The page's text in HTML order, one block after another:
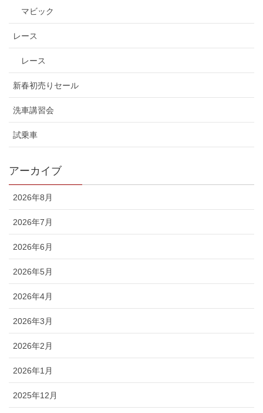
マビック
レース
レース
新春初売りセール
洗車講習会
試乗車
アーカイブ
2026年8月
2026年7月
2026年6月
2026年5月
2026年4月
2026年3月
2026年2月
2026年1月
2025年12月